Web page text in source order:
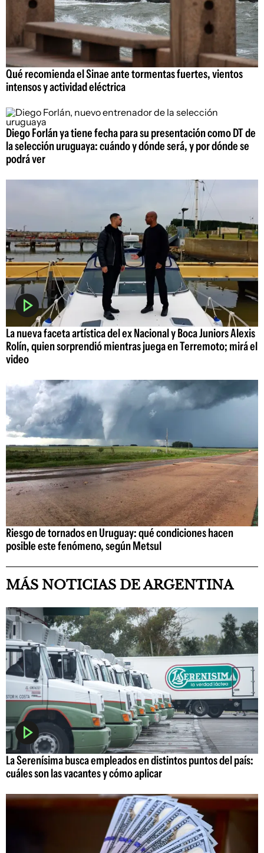
Qué recomienda el Sinae ante tormentas fuertes, vientos
intensos y actividad eléctrica
Diego Forlán ya tiene fecha para su presentación como DT de
la selección uruguaya: cuándo y dónde será, y por dónde se
podrá ver
La nueva faceta artística del ex Nacional y Boca Juniors Alexis
Rolín, quien sorprendió mientras juega en Terremoto; mirá el
video
Riesgo de tornados en Uruguay: qué condiciones hacen
posible este fenómeno, según Metsul
MÁS NOTICIAS DE ARGENTINA
La Serenísima busca empleados en distintos puntos del país:
cuáles son las vacantes y cómo aplicar